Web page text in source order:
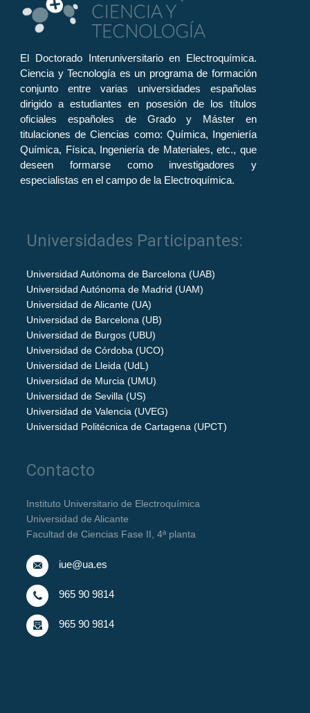
El Doctorado Interuniversitario en Electroquímica.
Ciencia y Tecnología es un programa de formación
conjunto entre varias universidades españolas
dirigido a estudiantes en posesión de los títulos
oficiales españoles de Grado y Máster en
titulaciones de Ciencias como: Química, Ingeniería
Química, Física, Ingeniería de Materiales, etc., que
deseen formarse como investigadores y
especialistas en el campo de la Electroquímica.
Universidades Participantes:
Universidad Autónoma de Barcelona (UAB)
Universidad Autónoma de Madrid (UAM)
Universidad de Alicante (UA)
Universidad de Barcelona (UB)
Universidad de Burgos (UBU)
Universidad de Córdoba (UCO)
Universidad de Lleida (UdL)
Universidad de Murcia (UMU)
Universidad de Sevilla (US)
Universidad de Valencia (UVEG)
Universidad Politécnica de Cartagena (UPCT)
Contacto
Instituto Universitario de Electroquímica
Universidad de Alicante
Facultad de Ciencias Fase II, 4ª planta
iue@ua.es
965 90 9814
965 90 9814